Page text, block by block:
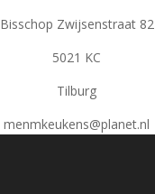
Bisschop Zwijsenstraat 82
5021 KC
Tilburg
menmkeukens@planet.nl